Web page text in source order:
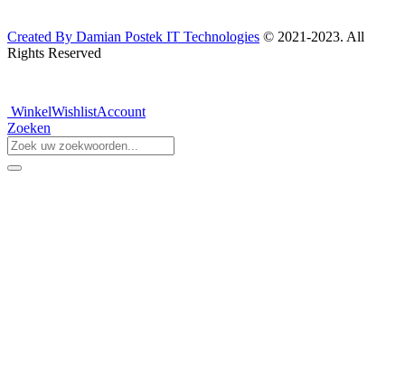
Created By Damian Postek IT Technologies © 2021-2023. All
Rights Reserved
WinkelWishlistAccount
Zoeken